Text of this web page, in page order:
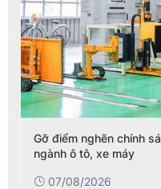
Gỡ điểm nghẽn chính
ngành ô tô, xe máy
07/08/2026